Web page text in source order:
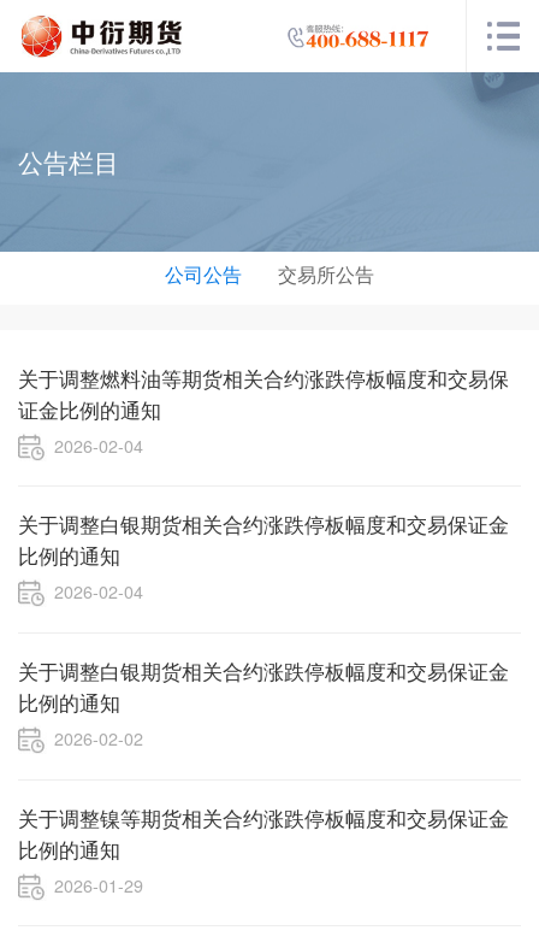
公告栏目
公司公告 交易所公告
关于调整燃料油等期货相关合约涨跌停板幅度和交易保
证金比例的通知
2026-02-04
关于调整白银期货相关合约涨跌停板幅度和交易保证金
比例的通知
2026-02-04
关于调整白银期货相关合约涨跌停板幅度和交易保证金
比例的通知
2026-02-02
关于调整镍等期货相关合约涨跌停板幅度和交易保证金
比例的通知
2026-01-29